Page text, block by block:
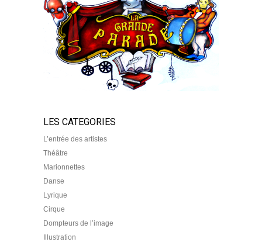
LES CATEGORIES
L’entrée des artistes
Théâtre
Marionnettes
Danse
Lyrique
Cirque
Dompteurs de l’image
Illustration